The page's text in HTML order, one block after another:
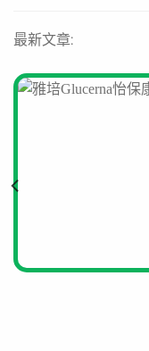
請存放於陰涼乾燥處
如果對產品有不良反
Fresenius Kabi香港
最新文章: